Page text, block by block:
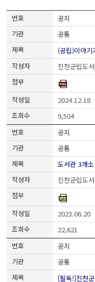
공지
공통
(공립)이야
진천군립도
2024.12.18
9,504
공지
공통
도서관 3개
진천군립도
2023.06.20
22,621
공지
공통
[필독!]진천